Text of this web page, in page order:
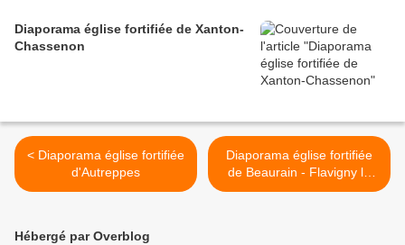
Diaporama église fortifiée de Xanton-
Chassenon
< Diaporama église fortifiée
d'Autreppes
Diaporama église fortifiée
de Beaurain - Flavigny le
Grand >
Hébergé par Overblog